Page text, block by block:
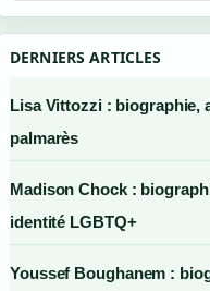
DERNIERS ARTICLES
Lisa Vittozzi : biographie,
palmarès
Madison Chock :
identité LGBTQ+
Youssef Boughanem :